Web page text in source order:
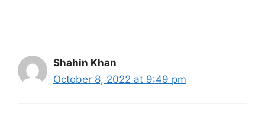
Shahin Khan
October 8, 2022 at 9:49 pm